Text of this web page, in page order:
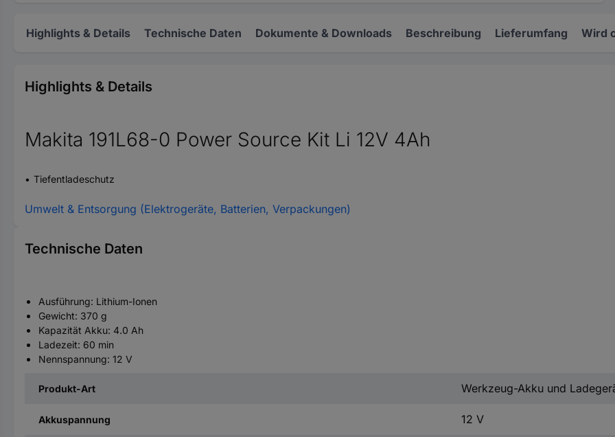
Highlights & Details Technische Daten Dokumente & Downloads Beschreibung Lieferumfang Wird
Highlights & Details
Makita 191L68-0 Power Source Kit Li 12V 4Ah
Tiefentladeschutz
Umwelt & Entsorgung (Elektrogeräte, Batterien, Verpackungen)
Technische Daten
Ausführung: Lithium-Ionen
Gewicht: 370 g
Kapazität Akku: 4.0 Ah
Ladezeit: 60 min
Nennspannung: 12 V
Produkt-Art Werkzeug-Akku und
Akkuspannung 12 V